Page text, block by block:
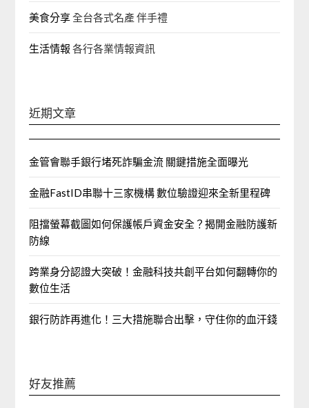
美食分享全台各式名產 伴手禮
生活情報 各行各業情報資訊
近期文章
金管會聯手銀行堵死詐騙金流 關鍵措施全面曝光
金融FastID串聯十三家機構 數位驗證迎來全新里程碑
阻擋螢幕截圖如何保護帳戶資金安全？揭開金融防護新
防線
跨業身分認證大突破！金融科技共創平台如何翻轉你的
數位生活
銀行防詐再進化！三大措施聯合出擊，守住你的血汗錢
好友推薦